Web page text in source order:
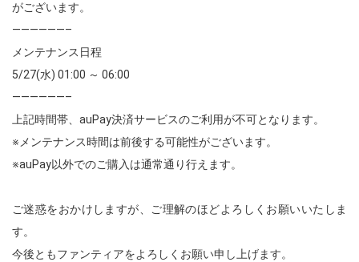
がございます。
——————–
メンテナンス日程
5/27(水) 01:00 ～ 06:00
——————–
上記時間帯、auPay決済サービスのご利用が不可となります。
※メンテナンス時間は前後する可能性がございます。
※auPay以外でのご購入は通常通り行えます。
ご迷惑をおかけしますが、ご理解のほどよろしくお願いいたしま
す。
今後ともファンティアをよろしくお願い申し上げます。